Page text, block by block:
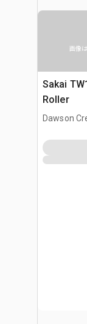
画像
Sakai
Roller
Dawson